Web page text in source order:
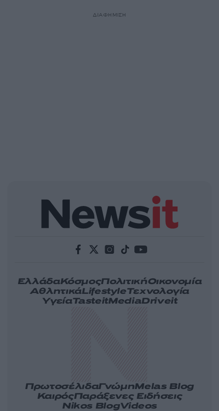
ΔΙΑΦΗΜΙΣΗ
ΕλλάδαΚόσμοςΠολιτικήΟικονομία
ΑθλητικάLifestyleΤεχνολογία
ΥγείαTasteitMediaDriveit
ΠρωτοσέλιδαΓνώμηMelas Blog
ΚαιρόςΠαράξενες Ειδήσεις
Nikos BlogVideos